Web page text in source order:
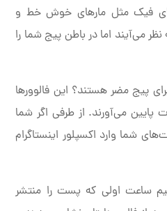
فیک مثل مارهای خوش خط و
می‌آیند اما در باطن پیج شما را
پیج مضر هستند؟ این فالوورها
می‌آورند. از طرفی اگر شما
شما وارد اکسپلور اینستاگرام
نیم ساعت اولی که پست را منتشر